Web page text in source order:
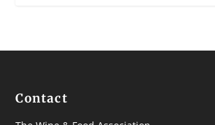
Contact